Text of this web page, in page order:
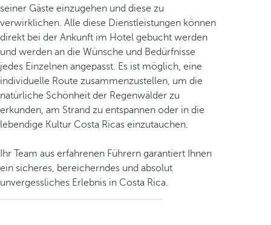
seiner Gäste einzugehen und diese zu
verwirklichen. Alle diese Dienstleistungen können
direkt bei der Ankunft im Hotel gebucht werden
und werden an die Wünsche und Bedürfnisse
jedes Einzelnen angepasst. Es ist möglich, eine
individuelle Route zusammenzustellen, um die
natürliche Schönheit der Regenwälder zu
erkunden, am Strand zu entspannen oder in die
lebendige Kultur Costa Ricas einzutauchen.
Ihr Team aus erfahrenen Führern garantiert Ihnen
ein sicheres, bereicherndes und absolut
unvergessliches Erlebnis in Costa Rica.